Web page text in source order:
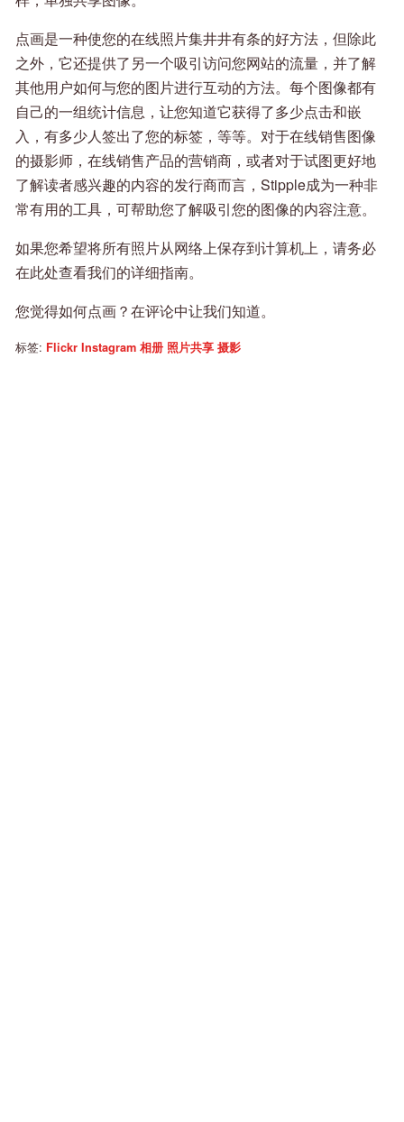
点画是一种使您的在线照片集井井有条的好方法，但除此
之外，它还提供了另一个吸引访问您网站的流量，并了解
其他用户如何与您的图片进行互动的方法。每个图像都有
自己的一组统计信息，让您知道它获得了多少点击和嵌
入，有多少人签出了您的标签，等等。对于在线销售图像
的摄影师，在线销售产品的营销商，或者对于试图更好地
了解读者感兴趣的内容的发行商而言，Stipple成为一种非
常有用的工具，可帮助您了解吸引您的图像的内容注意。
如果您希望将所有照片从网络上保存到计算机上，请务必
在此处查看我们的详细指南。
您觉得如何点画？在评论中让我们知道。
标签: Flickr Instagram 相册 照片共享 摄影